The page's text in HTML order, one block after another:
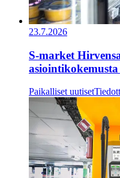
23.7.2026
S-market
Paikalliset uutiset